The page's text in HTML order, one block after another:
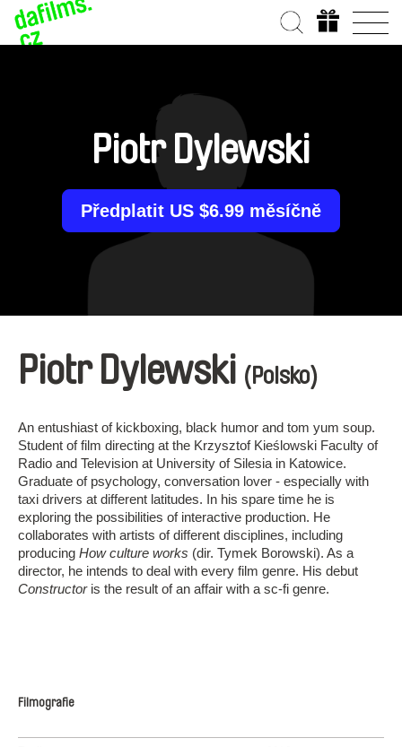
Piotr Dylewski
Předplatit US $6.99 měsíčně
Piotr Dylewski (Polsko)
An entushiast of kickboxing, black humor and tom yum soup.
Student of film directing at the Krzysztof Kieślowski Faculty of
Radio and Television at University of Silesia in Katowice.
Graduate of psychology, conversation lover - especially with
taxi drivers at different latitudes. In his spare time he is
exploring the possibilities of interactive production. He
collaborates with artists of different disciplines, including
producing How culture works (dir. Tymek Borowski). As a
director, he intends to deal with every film genre. His debut
Constructoris the result of an affair with a sc-fi genre.
Filmografie